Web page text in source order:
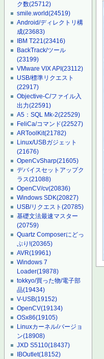
ク数(25712)
smile.world(24519)
Android/ディレクトリ構
成(23683)
IBM T221(23416)
BackTrack/ツール
(23199)
VMware VIX API(23112)
USB/標準リクエスト
(22917)
Objective-C/ファイル入
出力(22591)
A5：SQL Mk-2(22529)
FeliCa/コマンド(22527)
ARToolKit(21782)
Linux/USBガジェット
(21676)
OpenCvSharp(21605)
デバイスセットアップク
ラス(21088)
OpenCV/cv(20836)
Windows SDK(20827)
USB/リクエスト(20785)
基礎文法最速マスター
(20759)
Quartz Composerにどっ
ぷり!(20365)
AVR(19961)
Windows 7
Loader(19878)
tokkyo/買った物/電子部
品(19434)
V-USB(19152)
OpenCV(19134)
OSx86(19105)
Linuxカーネル/バージョ
ン(18908)
JXD S5110(18437)
IBOutlet(18152)